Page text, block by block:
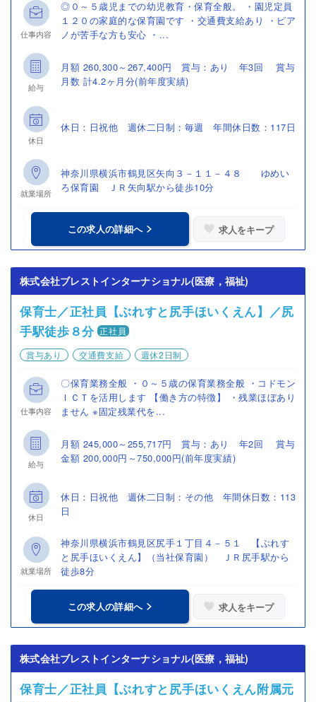
仕事内容
◎０～５歳児までの幼児教育・保育全般。 ・園児定員
１２０の家庭的な保育園です ・交通費支給あり ・ピア
ノが苦手な方も安心 ・...
給与
月額 260,300～267,400円 賞与：あり 年3回 賞与
月数 計4.2ヶ月分(前年度実績)
休日
休日：日祝他 週休二日制：毎週 年間休日数：117日
就業場所
神奈川県横浜市鶴見区矢向３－１１－４８ ゆめい
ろ保育園 ＪＲ矢向駅から徒歩10分
この求人の詳細へ 求人をキープ
株式会社ブレストインターナショナル(医療，福祉)
保育士／正社員【ぶれすと尻手ほいくえん】／尻
手駅徒歩８分 正社員
賞与あり
交通費支給 週休2日制
仕事内容
〇保育業務全般 ・０～５歳の保育業務全般 ・コドモン
ＩＣＴを活用します 【働き方の特徴】 ・残業ほぼあり
ません ※固定残業代を...
給与
月額 245,000～255,717円 賞与：あり 年2回 賞与
金額 200,000円～750,000円(前年度実績)
休日
休日：日祝他 週休二日制：その他 年間休日数：113
日
就業場所
神奈川県横浜市鶴見区尻手１丁目４－５１ 【ぶれす
と尻手ほいくえん】（当社保育園） ＪＲ尻手駅から
徒歩8分
この求人の詳細へ 求人をキープ
株式会社ブレストインターナショナル(医療，福祉)
保育士／正社員【ぶれすと尻手ほいくえん附属元